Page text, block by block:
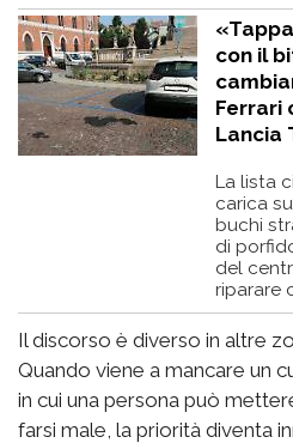
con il
Ferrari
Lancia
La lista
carica
buchi
di
del
riparare
Il discorso è diverso in altre
Quando viene a mancare un
in cui una persona può
farsi male, la priorità diventa